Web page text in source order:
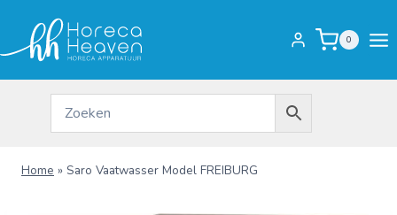
inhoud
0
Home » Saro Vaatwasser Model FREIBURG